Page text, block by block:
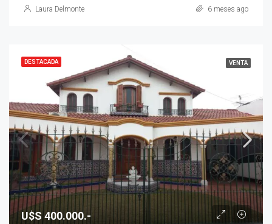
Laura Delmonte 6 meses ago
DESTACADA VENTA
U$S 400.000.-